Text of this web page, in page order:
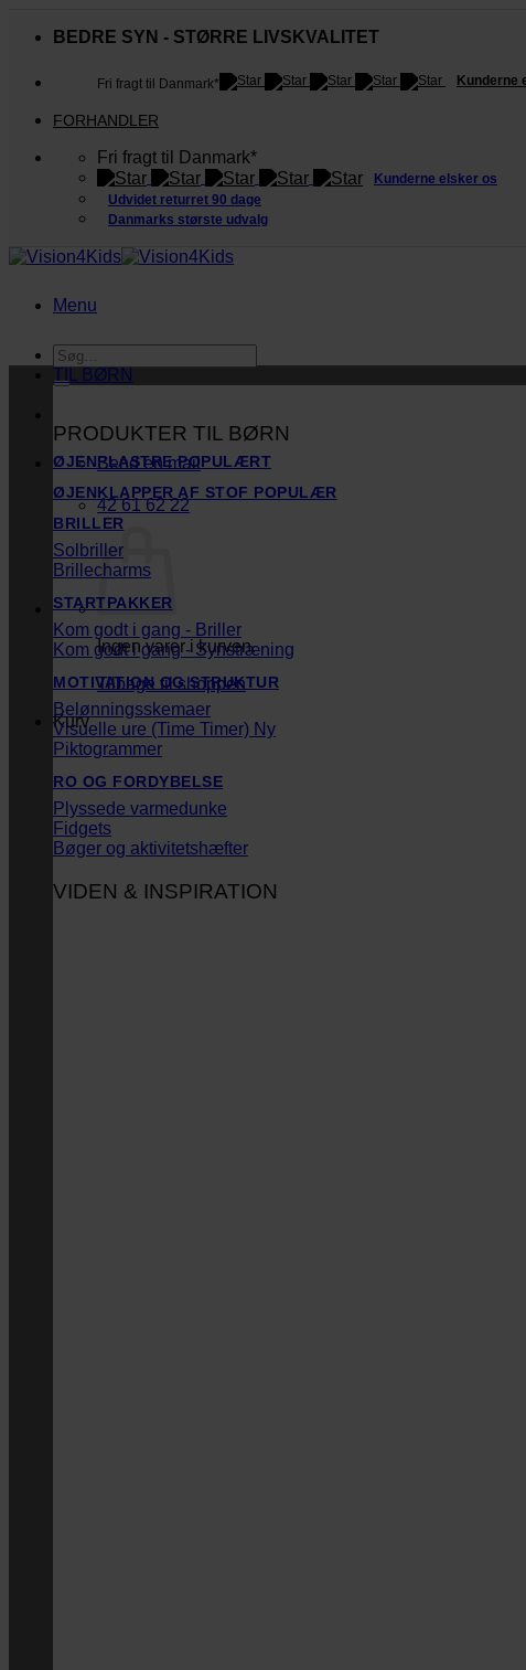
BEDRE SYN - STØRRE LIVSKVALITET
Fri fragt til Danmark* Kunderne
FORHANDLER
Fri fragt til Danmark*
Kunderne elsker os
Udvidet returret 90 dage
Danmarks største udvalg
Menu
Søg
efter:
Send en mail
42 61 62 22
Ingen varer i kurven.
Tilbage til shoppen
Kurv
TIL BØRN
PRODUKTER TIL BØRN
ØJENPLASTRE
ØJENKLAPPER AF STOF
BRILLER
Solbriller
Brillecharms
STARTPAKKER
Kom godt i gang - Briller
Kom godt i gang - Synstræning
MOTIVATION OG STRUKTUR
Belønningsskemaer
Visuelle ure (Time Timer)
Piktogrammer
RO OG FORDYBELSE
Plyssede varmedunke
Fidgets
Bøger og aktivitetshæfter
VIDEN & INSPIRATION